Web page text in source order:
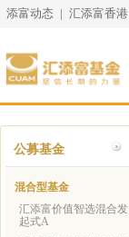
添富动态 | 汇添富香港
公募基金
混合型基金
汇添富价值智选混合发
起式A